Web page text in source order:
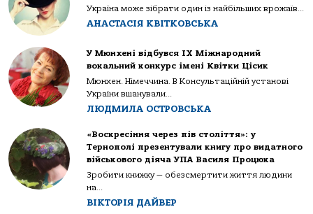
Україна може зібрати один із найбільших врожаїв...
АНАСТАСІЯ КВІТКОВСЬКА
У Мюнхені відбувся IX Міжнародний
вокальний конкурс імені Квітки Цісик
Мюнхен. Німеччина. В Консультаційній установі
України вшанували...
ЛЮДМИЛА ОСТРОВСЬКА
«Воскресіння через пів століття»: у
Тернополі презентували книгу про видатного
військового діяча УПА Василя Процюка
Зробити книжку — обезсмертити життя людини
на...
ВІКТОРІЯ ДАЙВЕР